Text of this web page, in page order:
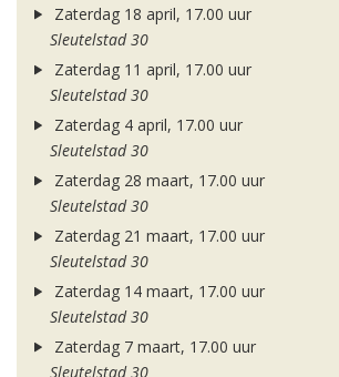
Zaterdag 18 april, 17.00 uur
Sleutelstad 30
Zaterdag 11 april, 17.00 uur
Sleutelstad 30
Zaterdag 4 april, 17.00 uur
Sleutelstad 30
Zaterdag 28 maart, 17.00 uur
Sleutelstad 30
Zaterdag 21 maart, 17.00 uur
Sleutelstad 30
Zaterdag 14 maart, 17.00 uur
Sleutelstad 30
Zaterdag 7 maart, 17.00 uur
Sleutelstad 30